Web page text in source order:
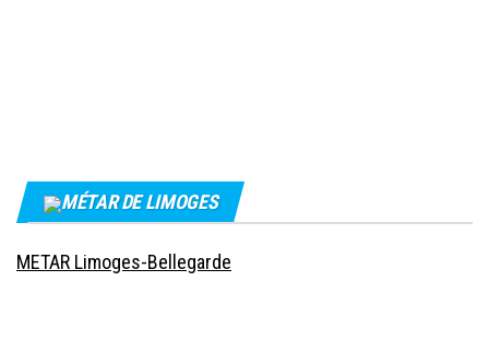
MÉTAR DE LIMOGES
METAR Limoges-Bellegarde